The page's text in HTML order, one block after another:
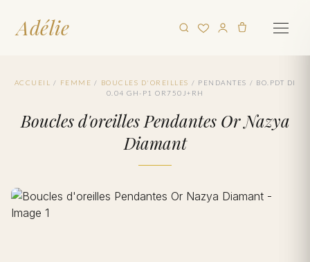
Adélie
ACCUEIL / FEMME / BOUCLES D'OREILLES / PENDANTES / BO.PDT DI
0.04 GH-P1 OR750J+RH
Boucles d'oreilles Pendantes Or Nazya
Diamant